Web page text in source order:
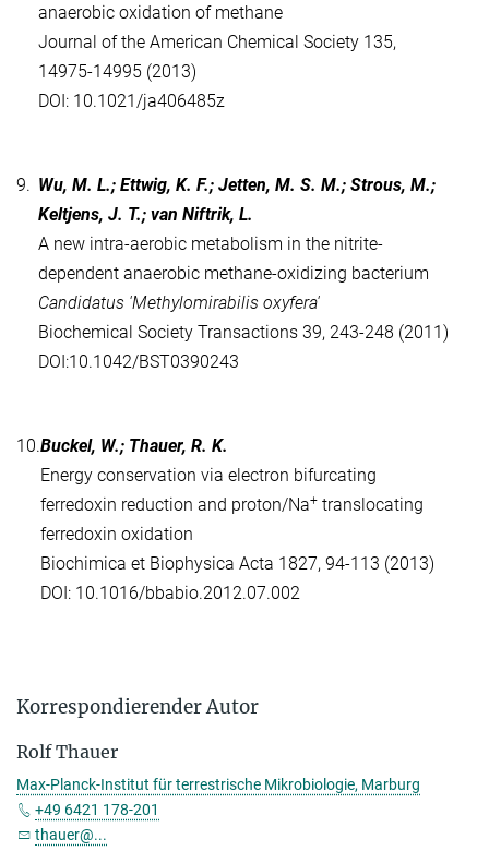
anaerobic oxidation of methane
Journal of the American Chemical Society 135,
14975-14995 (2013)
DOI: 10.1021/ja406485z
9. Wu, M. L.; Ettwig, K. F.; Jetten, M. S. M.; Strous, M.;
Keltjens, J. T.; van Niftrik, L.
A new intra-aerobic metabolism in the nitrite-
dependent anaerobic methane-oxidizing bacterium
Candidatus 'Methylomirabilis oxyfera'
Biochemical Society Transactions 39, 243-248 (2011)
DOI:10.1042/BST0390243
10.Buckel, W.; Thauer, R. K.
Energy conservation via electron bifurcating
ferredoxin reduction and proton/Na+ translocating
ferredoxin oxidation
Biochimica et Biophysica Acta 1827, 94-113 (2013)
DOI: 10.1016/bbabio.2012.07.002
Korrespondierender Autor
Rolf Thauer
Max-Planck-Institut für terrestrische Mikrobiologie, Marburg
+49 6421 178-201
thauer@...